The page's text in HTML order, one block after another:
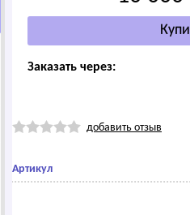
Заказать через:
добавить отзыв
Артикул